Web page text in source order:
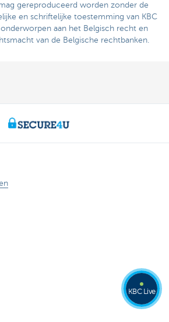
gereproduceerd worden zonder de
en schriftelijke toestemming van KBC
aan het Belgisch recht en
van de Belgische rechtbanken.
KBC Live